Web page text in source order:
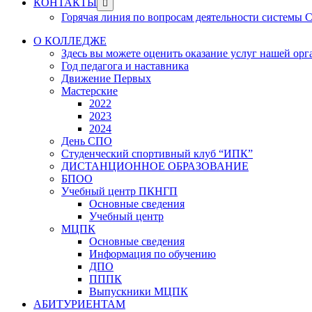
КОНТАКТЫ
sub
menu
Горячая линия по вопросам деятельности системы
О КОЛЛЕДЖЕ
Здесь вы можете оценить оказание услуг нашей
Год педагога и наставника
Движение Первых
Мастерские
2022
2023
2024
День СПО
Студенческий спортивный клуб “ИПК”
ДИСТАНЦИОННОЕ ОБРАЗОВАНИЕ
БПОО
Учебный центр ПКНГП
Основные сведения
Учебный центр
МЦПК
Основные сведения
Информация по обучению
ДПО
ПППК
Выпускники МЦПК
АБИТУРИЕНТАМ